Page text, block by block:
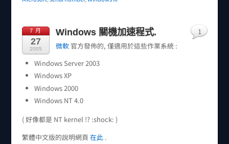
7 月
27
2005
Windows 關機加速程式.
微軟官方發佈的, 僅適用於這些作業系統 :
Windows Server 2003
Windows XP
Windows 2000
Windows NT 4.0
( 好像都是 NT kernel !? :shock: )
繁體中文版的說明網頁 在此.
1